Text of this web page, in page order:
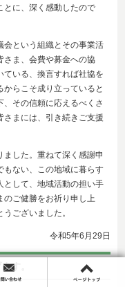
とに、深く感動したので
という組織とその事業活
さま、会費や募金への協
ている、換言すれば社協を
らこそ成り立っていると
その信頼に応えるべくさ
さまには、引き続きご支援
した。重ねて深く感謝申
もない、この地域に暮らす
として、地域活動の担い手
のご健勝をお祈り申し上
ございました。
令和5年6月29日
す。